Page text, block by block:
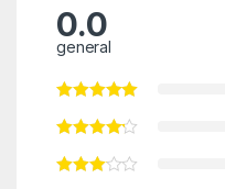
0.0
general